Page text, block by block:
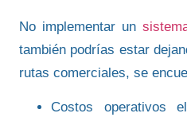
No implementar un
también podrías estar
rutas comerciales, se
Costos operativos